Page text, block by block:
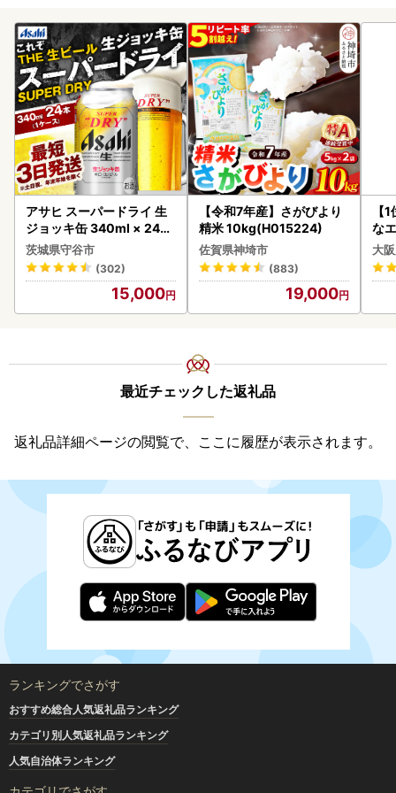
アサヒ スーパードライ 生
ジョッキ缶 340ml × 24本
(1ケース) ＜茨城工場＞ 缶
ビール お酒 Asahi 守谷市
茨城県守谷市
(302)
15,000
【令和7年産】さがびより
精米 10kg(H015224)
佐賀県神埼市
(883)
19,000
【
な
大
最近チェックした返礼品
返礼品詳細ページの閲覧で、ここに履歴が表示されます。
ランキングでさがす
おすすめ総合人気返礼品ランキング
カテゴリ別人気返礼品ランキング
人気自治体ランキング